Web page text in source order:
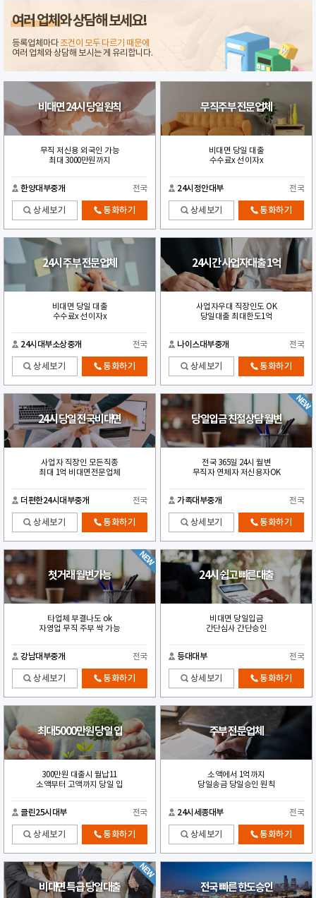
여러 업체와 상담해 보세요!
등록업체마다조건이 모두 다르기 때문에
여러 업체와 상담해 보시는 게 유리합니다.
비대면 24시 당일원칙
무직 저신용 외국인 가능
최대 3000만원까지
한양대부중개 전국
상세보기 통화하기
무직주부 전문업체
비대면 당일 대출
수수료x 선이자x
24시정안대부 전국
상세보기 통화하기
24시 주부 전문업체
비대면 당일 대출
수수료x 선이자x
24시대부소상중개 전국
상세보기 통화하기
24시간 사업자대출 1억
사업자우대 직장인도 OK
당일대출 최대한도1억
나이스대부중개 전국
상세보기 통화하기
24시 당일 전국비대면
사업자 직장인 모든직종
최대 1억 비대면전문업체
더편한24시대부중개 전국
상세보기 통화하기
당일입금 친절상담 월변
전국 365일 24시 월변
무직자 연체자 저신용자OK
가족대부중개 전국
상세보기 통화하기
첫거래 월변가능
타업체 부결나도 ok
자영업 무직 주부 싹 가능
강남대부중개 전국
상세보기 통화하기
24시 쉽고 빠른대출
비대면 당일입금
간단심사 간단승인
등대대부 전국
상세보기 통화하기
최대5000만원 당일 입
300만원 대출시 월납11
소액부터 고액까지 당일 입
클린25시대부 전국
상세보기 통화하기
주부 전문업체
소액에서 1억까지
당일송금 당일승인 원칙
24시세종대부 전국
상세보기 통화하기
비대면 특급 당일대출 전국 빠른 한도승인